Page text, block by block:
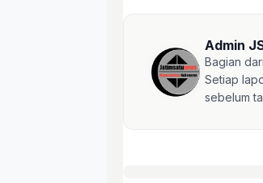
Admin
Bagian
Setiap
sebelum